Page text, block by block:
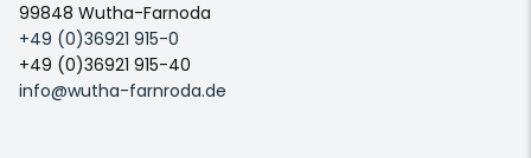
99848 Wutha-Farnoda
+49 (0)36921 915-0
+49 (0)36921 915-40
info@wutha-farnroda.de